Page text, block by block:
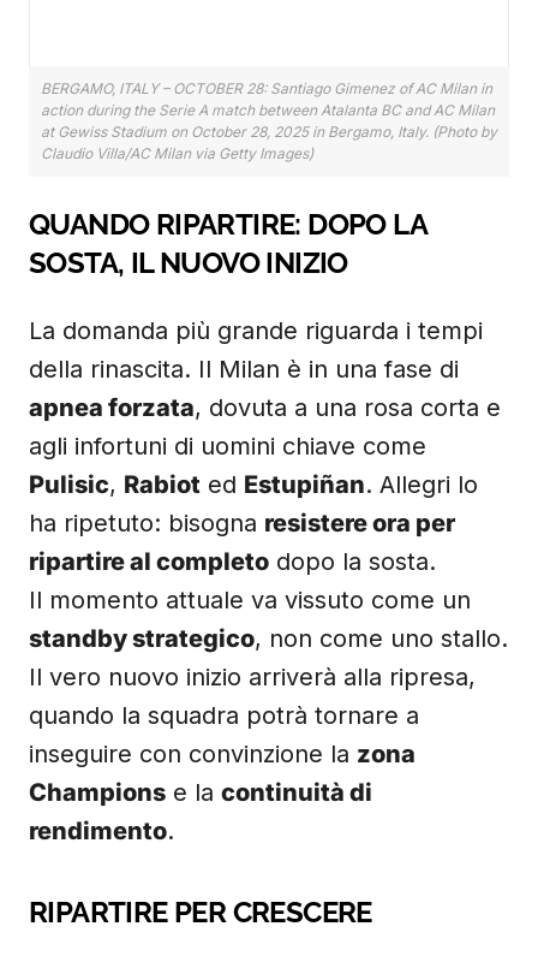
BERGAMO, ITALY – OCTOBER 28: Santiago Gimenez of AC Milan in
action during the Serie A match between Atalanta BC and AC Milan
at Gewiss Stadium on October 28, 2025 in Bergamo, Italy. (Photo by
Claudio Villa/AC Milan via Getty Images)
QUANDO RIPARTIRE: DOPO LA
SOSTA, IL NUOVO INIZIO
La domanda più grande riguarda i tempi
della rinascita. Il Milan è in una fase di
apnea forzata, dovuta a una rosa corta e
agli infortuni di uomini chiave come
Pulisic, Rabiot ed Estupiñan. Allegri lo
ha ripetuto: bisogna resistere ora per
ripartire al completo dopo la sosta.
Il momento attuale va vissuto come un
standby strategico, non come uno stallo.
Il vero nuovo inizio arriverà alla ripresa,
quando la squadra potrà tornare a
inseguire con convinzione la zona
Champions e la continuità di
rendimento.
RIPARTIRE PER CRESCERE